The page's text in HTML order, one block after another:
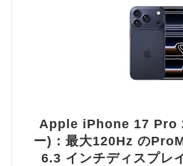
Apple iPhone 17 Pro
ー)：最大120Hz の
6.3 インチディスプレ